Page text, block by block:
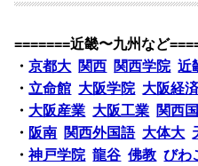
=======近畿〜九州など
・京都大 関西 関西学院 近
・ 立命館 大阪学院 大阪経
・ 大阪産業 大阪工業 関西
・ 阪南 関西外国語 大体大
・神戸学院 龍谷 佛教 びわ